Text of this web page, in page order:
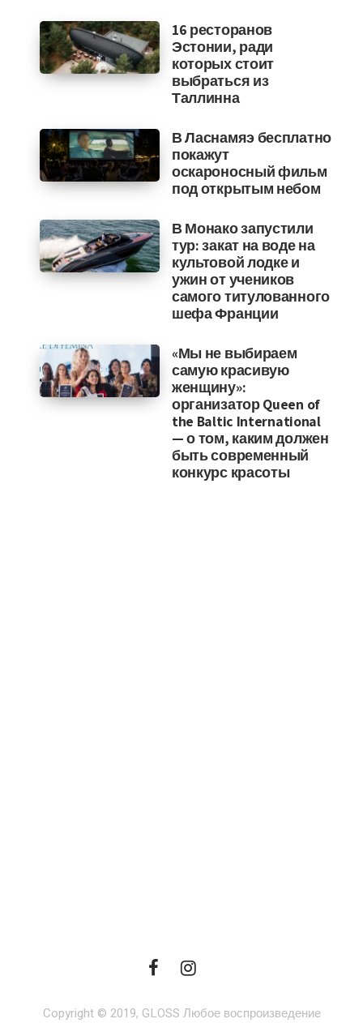
16 ресторанов
Эстонии, ради
которых стоит
выбраться из
Таллинна
В Ласнамяэ бесплатно
покажут
оскароносный фильм
под открытым небом
В Монако запустили
тур: закат на воде на
культовой лодке и
ужин от учеников
самого титулованного
шефа Франции
«Мы не выбираем
самую красивую
женщину»:
организатор Queen of
the Baltic International
— о том, каким должен
быть современный
конкурс красоты
Copyright © 2019, GLOSS Любое воспроизведение